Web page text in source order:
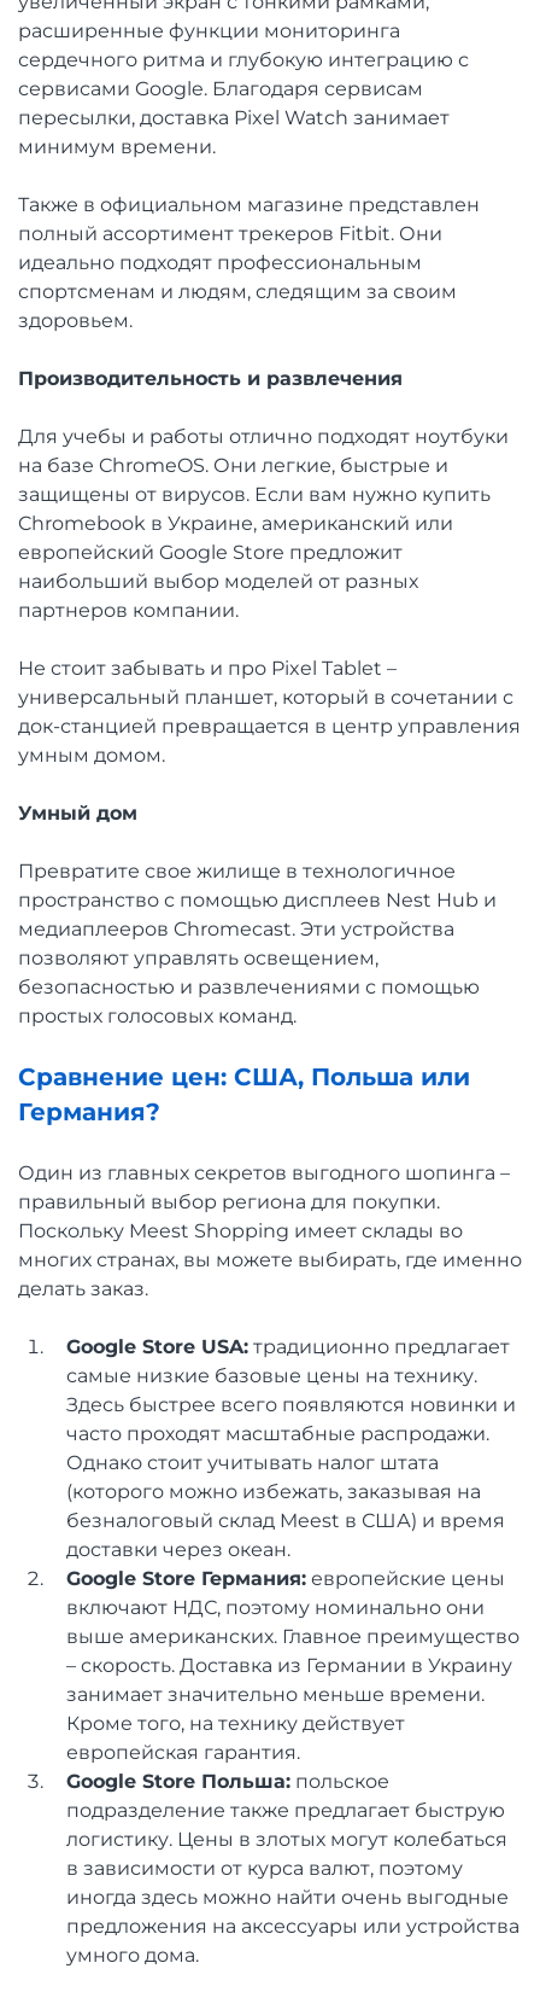
расширенные функции мониторинга
сердечного ритма и глубокую интеграцию с
сервисами Google. Благодаря сервисам
пересылки, доставка Pixel Watch занимает
минимум времени.
Также в официальном магазине представлен
полный ассортимент трекеров Fitbit. Они
идеально подходят профессиональным
спортсменам и людям, следящим за своим
здоровьем.
Производительность и развлечения
Для учебы и работы отлично подходят ноутбуки
на базе ChromeOS. Они легкие, быстрые и
защищены от вирусов. Если вам нужно купить
Chromebook в Украине, американский или
европейский Google Store предложит
наибольший выбор моделей от разных
партнеров компании.
Не стоит забывать и про Pixel Tablet –
универсальный планшет, который в сочетании с
док-станцией превращается в центр управления
умным домом.
Умный дом
Превратите свое жилище в технологичное
пространство с помощью дисплеев Nest Hub и
медиаплееров Chromecast. Эти устройства
позволяют управлять освещением,
безопасностью и развлечениями с помощью
простых голосовых команд.
Сравнение цен: США, Польша или
Германия?
Один из главных секретов выгодного шопинга –
правильный выбор региона для покупки.
Поскольку Meest Shopping имеет склады во
многих странах, вы можете выбирать, где именно
делать заказ.
Google Store USA: традиционно предлагает
самые низкие базовые цены на технику.
Здесь быстрее всего появляются новинки и
часто проходят масштабные распродажи.
Однако стоит учитывать налог штата
(которого можно избежать, заказывая на
безналоговый склад Meest в США) и время
доставки через океан.
Google Store Германия: европейские цены
включают НДС, поэтому номинально они
выше американских. Главное преимущество
– скорость. Доставка из Германии в Украину
занимает значительно меньше времени.
Кроме того, на технику действует
европейская гарантия.
Google Store Польша: польское
подразделение также предлагает быструю
логистику. Цены в злотых могут колебаться
в зависимости от курса валют, поэтому
иногда здесь можно найти очень выгодные
предложения на аксессуары или устройства
умного дома.